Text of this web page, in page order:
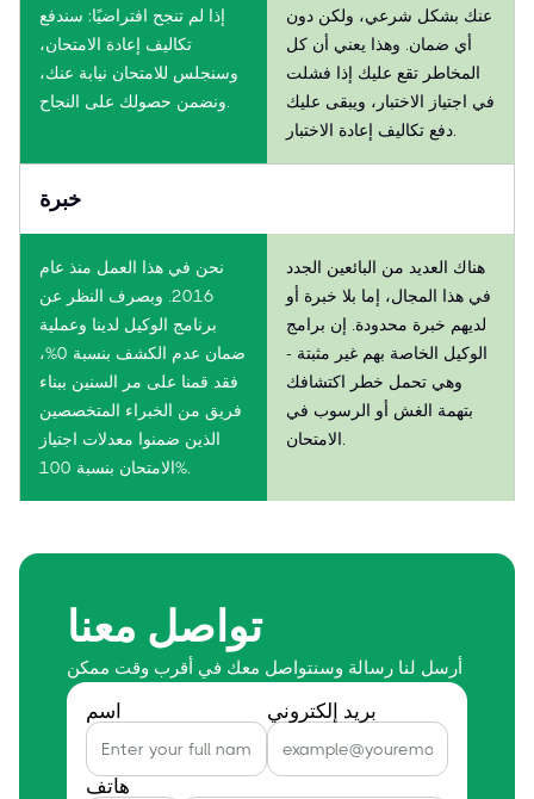
إذا لم تنجح افتراضيًا: سندفع
تكاليف إعادة الامتحان،
وسنجلس للامتحان نيابة عنك،
عنك بشكل شرعي، ولكن دون
أي ضمان. وهذا يعني أن كل
المخاطر تقع عليك إذا فشلت
في اجتياز الاختبار، ويبقى عليك
خبرة
نحن في هذا العمل منذ عام
2016. وبصرف النظر عن
برنامج الوكيل لدينا وعملية
ضمان عدم الكشف بنسبة 0%،
فقد قمنا على مر السنين ببناء
فريق من الخبراء المتخصصين
الذين ضمنوا معدلات اجتياز
الامتحان بنسبة 100%.
هناك العديد من البائعين الجدد
في هذا المجال، إما بلا خبرة أو
لديهم خبرة محدودة. إن برامج
الوكيل الخاصة بهم غير مثبتة -
وهي تحمل خطر اكتشافك
بتهمة الغش أو الرسوب في
تواصل معنا
أرسل لنا رسالة وسنتواصل معك في أقرب وقت ممكن
اسم بريد إلكتروني
هاتف